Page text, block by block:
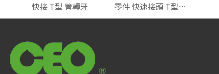
快接 T型 管轉牙 零件 快速接頭 T型 管轉芯